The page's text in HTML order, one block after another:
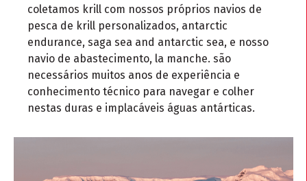
coletamos krill com nossos próprios navios de
pesca de krill personalizados, antarctic
endurance, saga sea and antarctic sea, e nosso
navio de abastecimento, la manche. são
necessários muitos anos de experiência e
conhecimento técnico para navegar e colher
nestas duras e implacáveis águas antárticas.